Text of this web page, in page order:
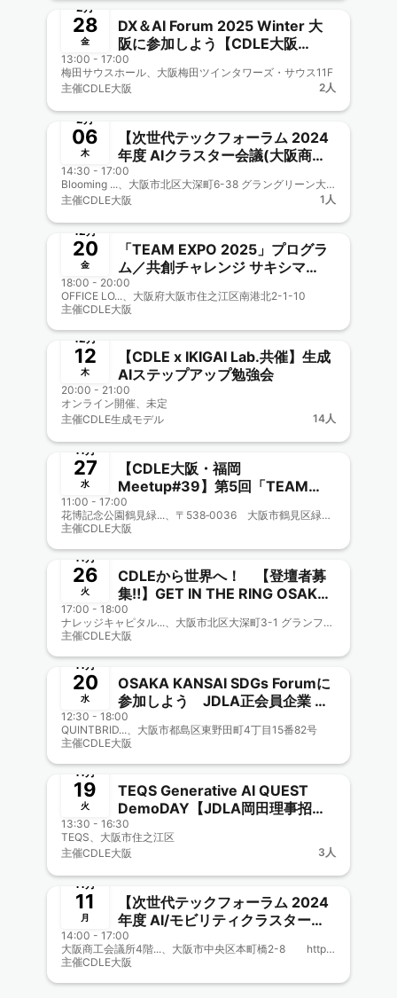
2月
28
金
DX＆AI Forum 2025 Winter 大
阪に参加しよう【CDLE大阪
Meetup#43】
13:00 - 17:00
梅田サウスホール、大阪梅田ツインタワーズ・サウス11F
主催CDLE大阪 2人
終了
2月
06
木
【次世代テックフォーラム 2024
年度 AIクラスター会議(大阪商工
会議所主催)兼CDLE大阪
Meetup#42】JDLA南野さんも講
演あり
14:30 - 17:00
Blooming ...、大阪市北区大深町6-38 グラングリーン大阪北館 JAM BASE 3F https://umekita.com/jambase/access/
主催CDLE大阪 1人
終了
12月
20
金
「TEAM EXPO 2025」プログラ
ム／共創チャレンジ サキシマ
meets！に参加しよう【CDLE大
阪Meetup#41】
18:00 - 20:00
OFFICE LO...、大阪府大阪市住之江区南港北2-1-10
主催CDLE大阪
終了
12月
12
木
【CDLE x IKIGAI Lab.共催】生成
AIステップアップ勉強会
20:00 - 21:00
オンライン開催、未定
主催CDLE生成モデル 14人
終了
11月
27
水
【CDLE大阪・福岡
Meetup#39】第5回「TEAM
EXPO 2025 MEETING」ブース
出展！
11:00 - 17:00
花博記念公園鶴見緑...、〒538‐0036 大阪市鶴見区緑地公園（花博記念公園鶴見緑地内）
主催CDLE大阪
終了
11月
26
火
CDLEから世界へ！ 【登壇者募
集‼️】GET IN THE RING OSAKA
2024 -AI Revolution- [大阪イノ
ベーションハブOIH]
17:00 - 18:00
ナレッジキャピタル...、大阪市北区大深町3-1 グランフロント大阪 北館 B2F
主催CDLE大阪
終了
11月
20
水
OSAKA KANSAI SDGs Forumに
参加しよう JDLA正会員企業 ペ
ガラジャパン市原さん登壇応援
CDLE大阪Meetup＃38
12:30 - 18:00
QUINTBRID...、大阪市都島区東野田町4丁目15番82号
主催CDLE大阪
終了
11月
19
火
TEQS Generative AI QUEST
DemoDAY【JDLA岡田理事招
聘】新規ビジネス創出！CDLE大
阪・福岡、大阪市公式認定事業に
協力参画 CDLE大阪
Meetup#37
13:30 - 16:30
TEQS、大阪市住之江区
主催CDLE大阪 3人
終了
11月
11
月
【次世代テックフォーラム 2024
年度 AI/モビリティクラスター会
議(大阪商工会議所主催) 兼
CDLE大阪Meetup#36】
14:00 - 17:00
大阪商工会議所4階...、大阪市中央区本町橋2-8 https://www.osaka.cci.or.jp/access/access_cci.html
主催CDLE大阪